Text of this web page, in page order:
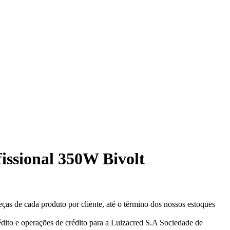
350W Bivolt
de cada produto por cliente, até o término dos nossos estoques
e operações de crédito para a Luizacred S.A Sociedade de